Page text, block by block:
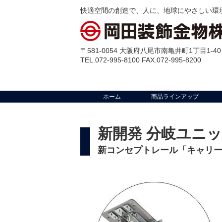
快適空間の創造で、人に、地球にやさしい
〒581-0054 大阪府八尾市南亀井町1丁目1-40
TEL.072-995-8100 FAX.072-995-8200
ホーム 商品ラインアップ
新開発 分岐ユニ
新コンセプトレール「キャリ